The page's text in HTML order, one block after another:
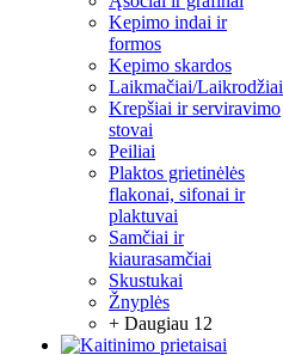
Kepimo indai ir
formos
Kepimo skardos
Laikmačiai/Laikrodžiai
Krepšiai ir serviravimo
stovai
Peiliai
Plaktos grietinėlės
flakonai, sifonai ir
plaktuvai
Samčiai ir
kiaurasamčiai
Skustukai
Žnyplės
+ Daugiau 12